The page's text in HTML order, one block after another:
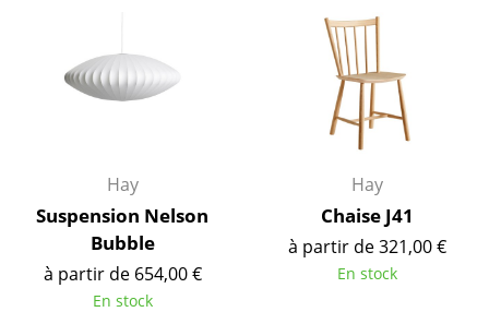
Accessoires de bureau
Boîtes de rangement
Coussins
Tapis
Rideaux
... voir tous les accessoires
Hay
Suspension Nelson
Bubble
à partir de 654,00 €
En stock
Hay
Chaise J41
à partir de 321,00 €
En stock